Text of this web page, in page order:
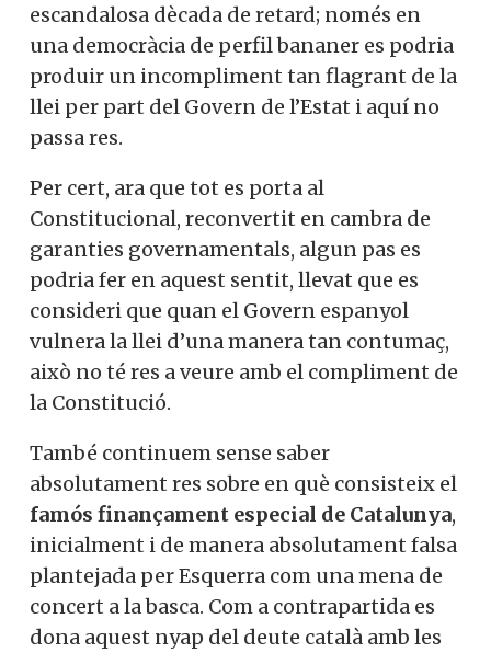
escandalosa dècada de retard; només en
una democràcia de perfil bananer es podria
produir un incompliment tan flagrant de la
llei per part del Govern de l’Estat i aquí no
passa res.
Per cert, ara que tot es porta al
Constitucional, reconvertit en cambra de
garanties governamentals, algun pas es
podria fer en aquest sentit, llevat que es
consideri que quan el Govern espanyol
vulnera la llei d’una manera tan contumaç,
això no té res a veure amb el compliment de
la Constitució.
També continuem sense saber
absolutament res sobre en què consisteix el
famós finançament especial de Catalunya,
inicialment i de manera absolutament falsa
plantejada per Esquerra com una mena de
concert a la basca. Com a contrapartida es
dona aquest nyap del deute català amb les